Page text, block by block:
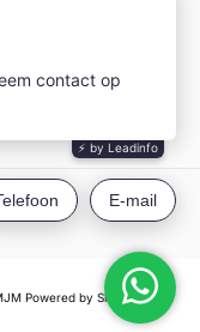
Powered by Shopify